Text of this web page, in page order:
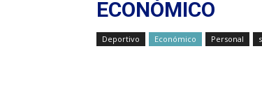
ECONÓMICO
Deportivo Económico Personal